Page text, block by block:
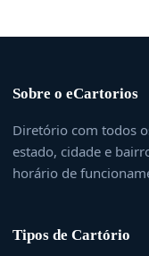
Sobre o eCartorios
Diretório com todos
estado, cidade e
horário de
Tipos de Cartório